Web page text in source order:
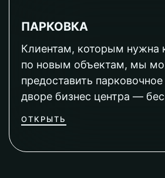
ПАРКОВКА
Клиентам, которым нужна
по новым объектам, мы
предоставить
дворе бизнес центра —
ОТКРЫТЬ